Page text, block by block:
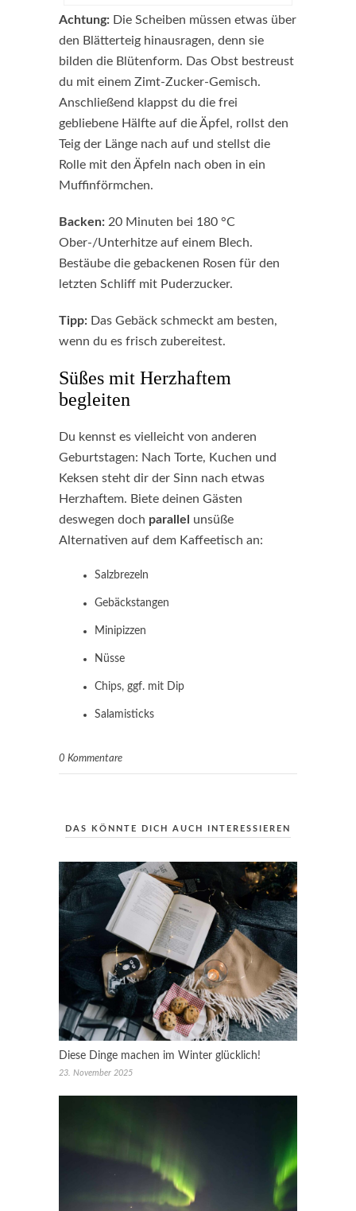
Achtung: Die Scheiben müssen etwas über
den Blätterteig hinausragen, denn sie
bilden die Blütenform. Das Obst bestreust
du mit einem Zimt-Zucker-Gemisch.
Anschließend klappst du die frei
gebliebene Hälfte auf die Äpfel, rollst den
Teig der Länge nach auf und stellst die
Rolle mit den Äpfeln nach oben in ein
Muffinförmchen.
Backen: 20 Minuten bei 180 °C
Ober-/Unterhitze auf einem Blech.
Bestäube die gebackenen Rosen für den
letzten Schliff mit Puderzucker.
Tipp: Das Gebäck schmeckt am besten,
wenn du es frisch zubereitest.
Süßes mit Herzhaftem
begleiten
Du kennst es vielleicht von anderen
Geburtstagen: Nach Torte, Kuchen und
Keksen steht dir der Sinn nach etwas
Herzhaftem. Biete deinen Gästen
deswegen doch parallel
unsüße
Alternativen auf dem Kaffeetisch an:
Salzbrezeln
Gebäckstangen
Minipizzen
Nüsse
Chips, ggf. mit Dip
Salamisticks
0 Kommentare
DAS KÖNNTE DICH AUCH INTERESSIEREN
Diese Dinge machen im Winter glücklich!
23. November 2025